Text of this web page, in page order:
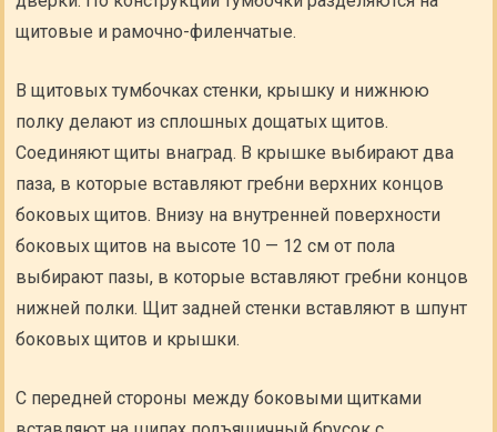
щитовые и рамочно-филенчатые.
В щитовых тумбочках стенки, крышку и нижнюю
полку делают из сплошных дощатых щитов.
Соединяют щиты внаград. В крышке выбирают два
паза, в которые вставляют гребни верхних концов
боковых щитов. Внизу на внутренней поверхности
боковых щитов на высоте 10 — 12 см от пола
выбирают пазы, в которые вставляют гребни концов
нижней полки. Щит задней стенки вставляют в шпунт
боковых щитов и крышки.
С передней стороны между боковыми щитками